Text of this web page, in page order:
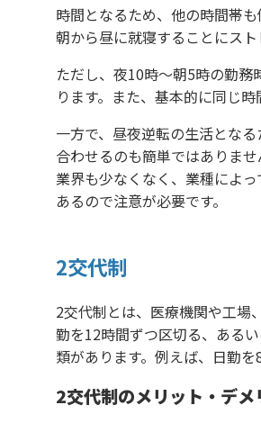
時間となるため、他の時間帯
朝から昼に就寝することにス
ただし、夜10時〜朝5時の勤
ります。また、基本的に同じ
一方で、昼夜逆転の生活とな
合わせるのも簡単ではありま
業界も少なくなく、業種によ
あるので注意が必要です。
2交代制
2交代制とは、医療機関や工場
勤を12時間ずつ区切る、ある
類があります。例えば、日勤
2交代制のメリット・デメ